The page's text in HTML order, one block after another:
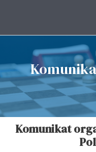
Komunikat